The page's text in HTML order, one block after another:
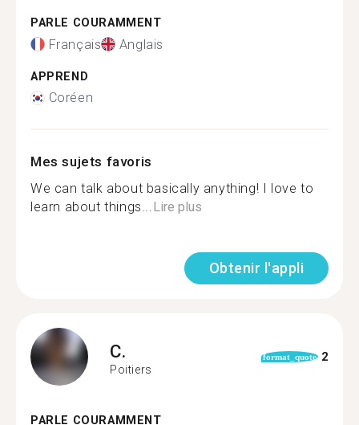
PARLE COURAMMENT
Français Anglais
APPREND
Coréen
Mes sujets favoris
We can talk about basically anything! I love to
learn about things...Lire plus
Obtenir l'appli
C.
Poitiers
format_quote 2
PARLE COURAMMENT